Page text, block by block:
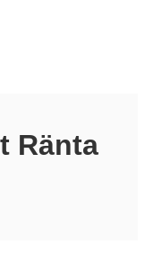
Ränta